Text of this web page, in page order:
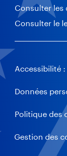
Consulter
Consulter le
Accessibilité
Données
Politique des
Gestion des